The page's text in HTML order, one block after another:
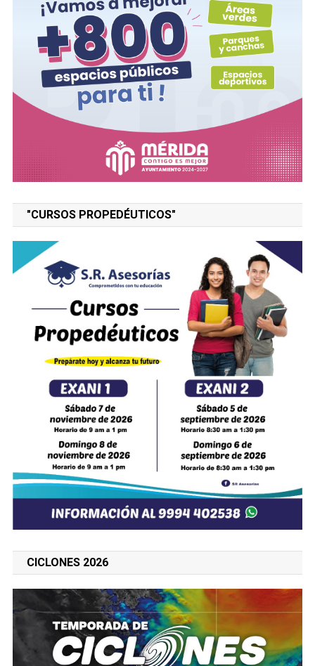
"CURSOS PROPEDÉUTICOS"
CICLONES 2026